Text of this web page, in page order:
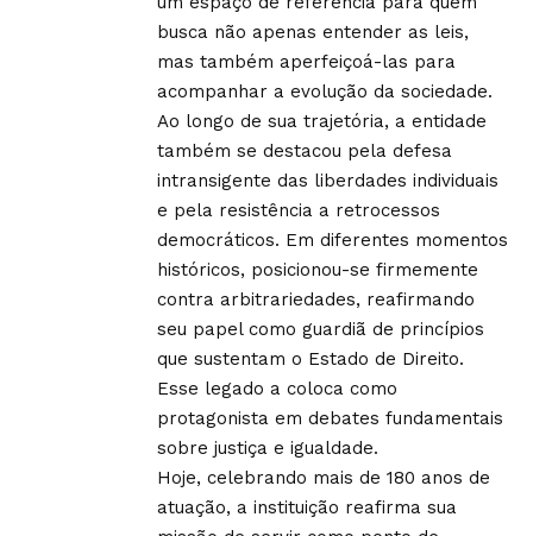
busca não apenas entender as leis,
mas também aperfeiçoá-las para
acompanhar a evolução da sociedade.
Ao longo de sua trajetória, a entidade
também se destacou pela defesa
intransigente das liberdades individuais
e pela resistência a retrocessos
democráticos. Em diferentes momentos
históricos, posicionou-se firmemente
contra arbitrariedades, reafirmando
seu papel como guardiã de princípios
que sustentam o Estado de Direito.
Esse legado a coloca como
protagonista em debates fundamentais
sobre justiça e igualdade.
Hoje, celebrando mais de 180 anos de
atuação, a instituição reafirma sua